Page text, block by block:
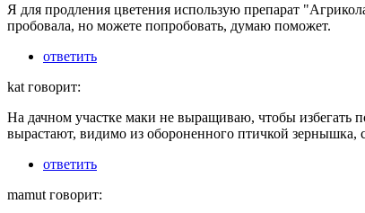
Я для продления цветения использую препарат
пробовала, но можете попробовать, думаю поможет.
ответить
kat говорит:
На дачном участке маки не выращиваю, чтобы избегать
вырастают, видимо из обороненного птичкой зернышка,
ответить
mamut говорит: